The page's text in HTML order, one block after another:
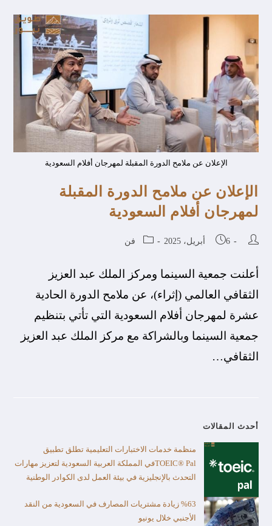
الإعلان عن ملامح الدورة المقبلة لمهرجان أفلام السعودية
الإعلان عن ملامح الدورة المقبلة
لمهرجان أفلام السعودية
6 أبريل، 2025 فن
أعلنت جمعية السينما ومركز الملك عبد العزيز
الثقافي العالمي (إثراء)، عن ملامح الدورة الحادية
عشرة لمهرجان أفلام السعودية التي تأتي بتنظيم
جمعية السينما وبالشراكة مع مركز الملك عبد العزيز
الثقافي…
أحدث المقالات
منظمة خدمات الاختبارات التعليمية تطلق تطبيق
TOEIC® Palفي المملكة العربية السعودية لتعزيز مهارات
التحدث بالإنجليزية في بيئة العمل لدى الكوادر الوطنية
%63 زيادة مشتريات المصارف في السعودية من النقد
الأجنبي خلال يونيو